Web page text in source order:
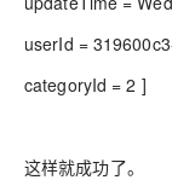
userId =
categoryId = 2 ]
这样就成功了。